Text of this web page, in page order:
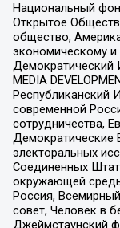
Национальный
Открытое
общество,
экономическому
Демократический
MEDIA
Республиканский
современной
сотрудничества,
электоральных
Соединенных
окружающей
Россия,
совет, Человек в
Джеймстаунский